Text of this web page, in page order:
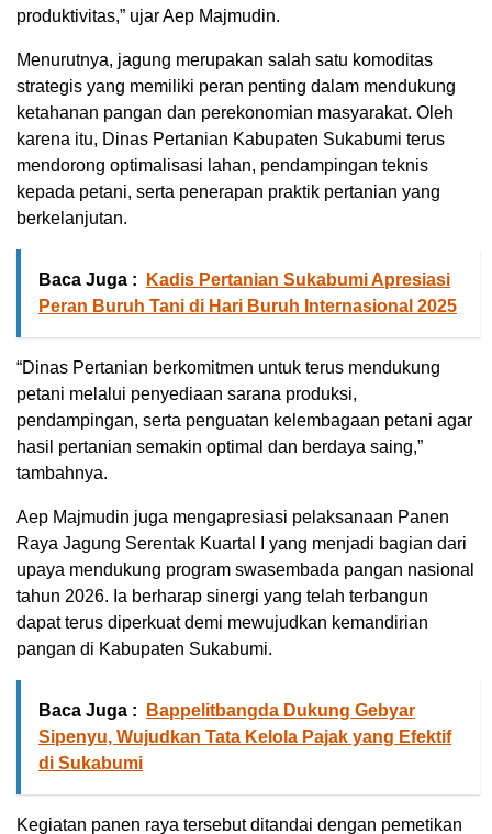
produktivitas,” ujar Aep Majmudin.
Menurutnya, jagung merupakan salah satu komoditas
strategis yang memiliki peran penting dalam mendukung
ketahanan pangan dan perekonomian masyarakat. Oleh
karena itu, Dinas Pertanian Kabupaten Sukabumi terus
mendorong optimalisasi lahan, pendampingan teknis
kepada petani, serta penerapan praktik pertanian yang
berkelanjutan.
Baca Juga :
Kadis Pertanian Sukabumi Apresiasi
Peran Buruh Tani di Hari Buruh Internasional 2025
“Dinas Pertanian berkomitmen untuk terus mendukung
petani melalui penyediaan sarana produksi,
pendampingan, serta penguatan kelembagaan petani agar
hasil pertanian semakin optimal dan berdaya saing,”
tambahnya.
Aep Majmudin juga mengapresiasi pelaksanaan Panen
Raya Jagung Serentak Kuartal I yang menjadi bagian dari
upaya mendukung program swasembada pangan nasional
tahun 2026. Ia berharap sinergi yang telah terbangun
dapat terus diperkuat demi mewujudkan kemandirian
pangan di Kabupaten Sukabumi.
Baca Juga :
Bappelitbangda Dukung Gebyar
Sipenyu, Wujudkan Tata Kelola Pajak yang Efektif
di Sukabumi
Kegiatan panen raya tersebut ditandai dengan pemetikan